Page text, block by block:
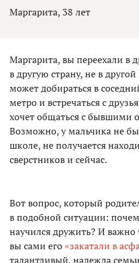
Маргарита, 38 лет
Маргарита, вы переехали в
в другую страну, не в
может добираться в
метро и встречаться с
хочет общаться с бывшими
Возможно, у мальчика не
школе, не получается
сверстников и сейчас.
Вот вопрос, который
в подобной ситуации:
научился дружить? И важно
вы сами его«закатали в
талантливый, надежда